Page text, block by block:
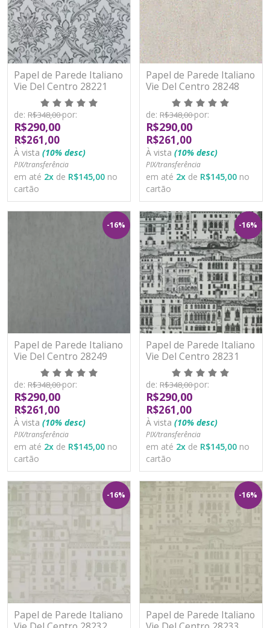
Papel de Parede Italiano
Vie Del Centro 28221
Vinílico Lavável
de: R$348,00por:
R$290,00
R$261,00
À vista (10% desc)
PIX/transferência
em até 2x de R$145,00 no
cartão
Papel de Parede Italiano
Vie Del Centro 28248
Vinílico Lavável
de: R$348,00por:
R$290,00
R$261,00
À vista (10% desc)
PIX/transferência
em até 2x de R$145,00 no
cartão
-16%
Papel de Parede Italiano
Vie Del Centro 28249
Vinílico Lavável
de: R$348,00por:
R$290,00
R$261,00
À vista (10% desc)
PIX/transferência
em até 2x de R$145,00 no
cartão
-16%
Papel de Parede Italiano
Vie Del Centro 28231
Vinílico Lavável
de: R$348,00por:
R$290,00
R$261,00
À vista (10% desc)
PIX/transferência
em até 2x de R$145,00 no
cartão
-16%
Papel de Parede Italiano
-16%
Papel de Parede Italiano